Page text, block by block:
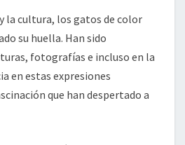
la cultura, los gatos de color
su huella. Han sido
fotografías e incluso en la
en estas expresiones
que han despertado a